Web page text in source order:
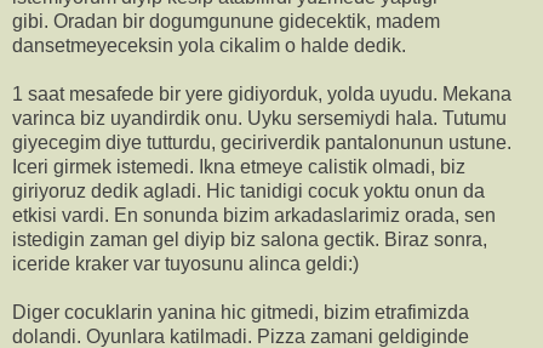
gibi. Oradan bir dogumgunune gidecektik, madem
dansetmeyeceksin yola cikalim o halde dedik.
1 saat mesafede bir yere gidiyorduk, yolda uyudu. Mekana
varinca biz uyandirdik onu. Uyku sersemiydi hala. Tutumu
giyecegim diye tutturdu, geciriverdik pantalonunun ustune.
Iceri girmek istemedi. Ikna etmeye calistik olmadi, biz
giriyoruz dedik agladi. Hic tanidigi cocuk yoktu onun da
etkisi vardi. En sonunda bizim arkadaslarimiz orada, sen
istedigin zaman gel diyip biz salona gectik. Biraz sonra,
iceride kraker var tuyosunu alinca geldi:)
Diger cocuklarin yanina hic gitmedi, bizim etrafimizda
dolandi. Oyunlara katilmadi. Pizza zamani geldiginde